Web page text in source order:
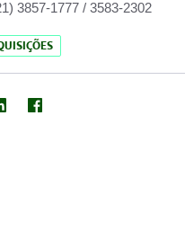
3857-1777 / 3583-2302